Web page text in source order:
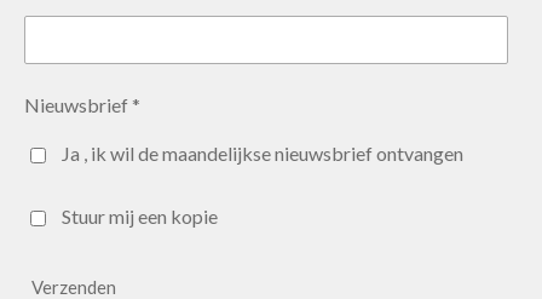
Nieuwsbrief *
Ja , ik wil de maandelijkse nieuwsbrief ontvangen
Stuur mij een kopie
Verzenden